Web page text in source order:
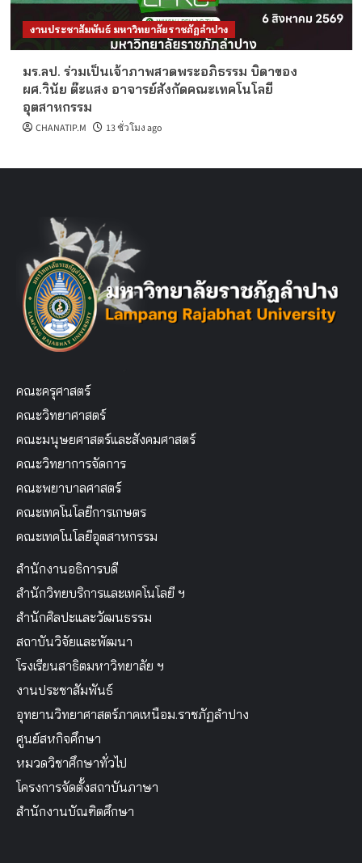
งานประชาสัมพันธ์ มหาวิทยาลัยราชภัฏลำปาง
มร.ลป. ร่วมเป็นเจ้าภาพสวดพระอภิธรรม บิดาของ
ผศ.วินัย ต๊ะแสง อาจารย์สังกัดคณะเทคโนโลยี
อุตสาหกรรม
CHANATIP.M 13 ชั่วโมง ago
คณะครุศาสตร์
คณะวิทยาศาสตร์
คณะมนุษยศาสตร์และสังคมศาสตร์
คณะวิทยาการจัดการ
คณะพยาบาลศาสตร์
คณะเทคโนโลยีการเกษตร
คณะเทคโนโลยีอุตสาหกรรม
สำนักงานอธิการบดี
สำนักวิทยบริการและเทคโนโลยี ฯ
สำนักศิลปะและวัฒนธรรม
สถาบันวิจัยและพัฒนา
โรงเรียนสาธิตมหาวิทยาลัย ฯ
งานประชาสัมพันธ์
อุทยานวิทยาศาสตร์ภาคเหนือม.ราชภัฏลำปาง
ศูนย์สหกิจศึกษา
หมวดวิชาศึกษาทั่วไป
โครงการจัดตั้งสถาบันภาษา
สำนักงานบัณฑิตศึกษา